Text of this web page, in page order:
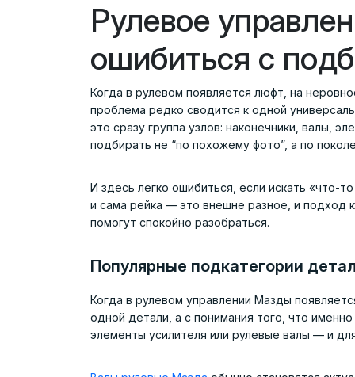
Рулевое
ошибиться с
Когда в рулевом появляется люфт, на
проблема редко сводится к одной
это сразу группа узлов: наконечники, валы,
подбирать не “по похожему фото”, а по
И здесь легко ошибиться, если искать «что-
и сама рейка — это внешне разное, и подход
помогут спокойно разобраться.
Популярные подкатегории
Когда в рулевом управлении Мазды
одной детали, а с понимания того, что
элементы усилителя или рулевые валы — и